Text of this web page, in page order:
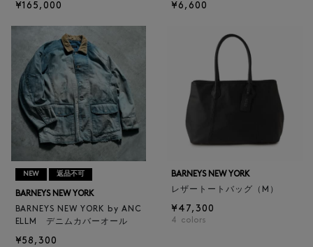
¥165,000 ¥6,600
NEW 返品不可
BARNEYS NEW YORK
BARNEYS NEW YORK by ANC
ELLM デニムカバーオール
¥58,300
BARNEYS NEW YORK
レザートートバッグ（M）
¥47,300
4 colors